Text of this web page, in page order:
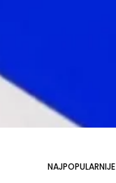
NAJPOPULARNIJE